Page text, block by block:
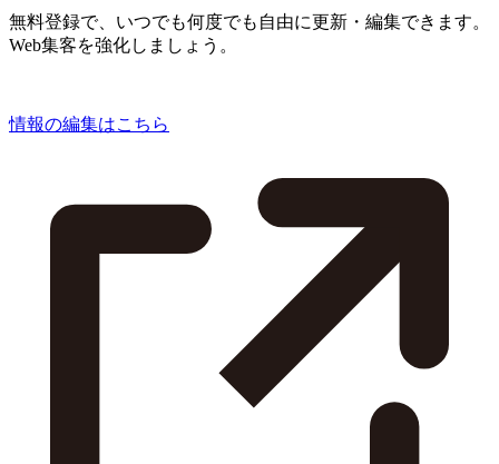
無料登録で、いつでも何度でも自由に更新・編集できます。
Web集客を強化しましょう。
情報の編集はこちら